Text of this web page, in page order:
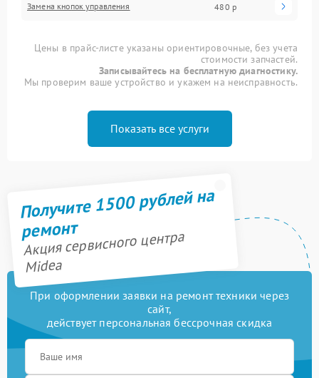
Замена кнопок управления 480 р
Цены в прайс-листе указаны ориентировочные, без учета
стоимости запчастей.
Записывайтесь на бесплатную диагностику.
Мы проверим ваше устройство и укажем на неисправность.
Показать все услуги
Получите 1500 рублей на
ремонт
Акция сервисного центра
Midea
При оформлении заявки на ремонт техники через
сайт,
действует персональная бессрочная скидка